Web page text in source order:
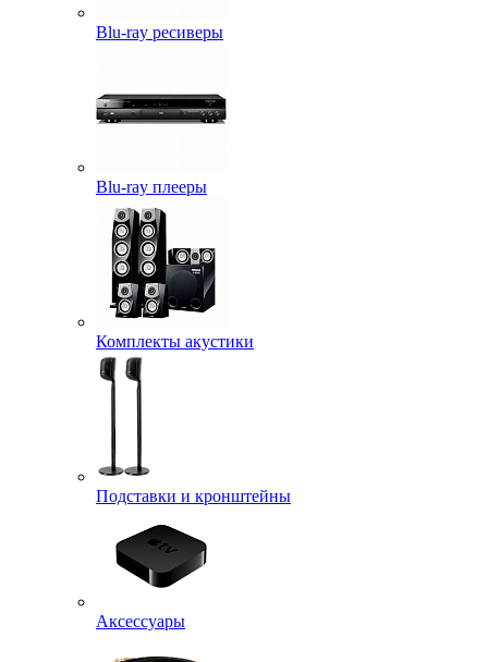
Blu-ray ресиверы
Blu-ray плееры
Комплекты акустики
Подставки и кронштейны
Аксессуары